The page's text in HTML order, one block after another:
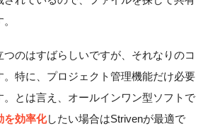
のはすばらしいですが、それなりのコ
。特に、プロジェクト管理機能だけ必要
。とは言え、オールインワン型ソフトで
を効率化したい場合はStrivenが最適で